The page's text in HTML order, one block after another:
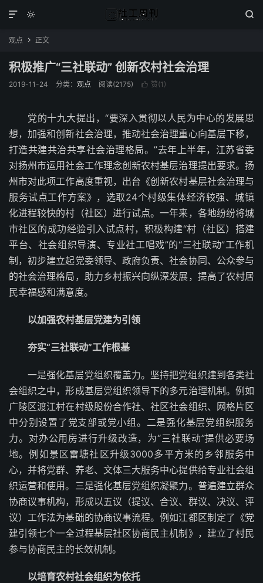
 

观点  正文
积极推广“三社联动” 创新农村社会治理
2019-11-24 分类： 观点 阅读(2175)  赞(1 )
党的十九大提出，“要深入贯彻以人民为中心的发展思
想，加强和创新社会治理，推动社会治理重心向基层下移，
打造共建共治共享社会治理格局。”去年上半年，江苏省委
对扬州市运用社会工作理念创新农村基层治理提出要求。扬
州市对此项工作高度重视，出台《创新农村基层社会治理与
服务试点工作方案》，选取24个村级集体经济较强、城镇
化进程较快的村（社区）进行试点。一年来，各地纷纷将城
市社区的成功经验引入试点村，积极构建“村（社区）搭建
平台、社会组织导演、专业社工唱戏”的“三社联动”工作机
制，初步建立起党委领导、政府负责、社会协同、公众参与
的社会治理格局，助力乡村振兴向纵深发展，提高了农村居
民幸福感和满意度。
以加强农村基层党建为引领
夯实“三社联动”工作根基
一是强化基层党组织覆盖力。坚持把党组织建到各类社
会组织之中，形成基层党组织领导下的多元治理机制。例如
广陵区渡江村在村级股份合作社、社区社会组织、网格片区
中分别设置了党支部或党小组。二是强化基层党组织服务
力。对办公用房进行升级改造，为“三社联动”提供必要场
地。例如景区雷塘社区升级3000多平方米的乡邻服务中
心，并将党群、养老、文体三大服务中心提供给专业社会组
织运营和使用。三是强化基层党组织凝聚力。普遍建立群众
协商议事机构，形成以五议（提议、合议、群议、决议、评
议）工作法为基础的协商议事流程。例如江都区制定了《党
建引领七个一全过程基层社区协商民主机制》，建立了村民
参与协商民主的长效机制。
以培育农村社会组织为依托